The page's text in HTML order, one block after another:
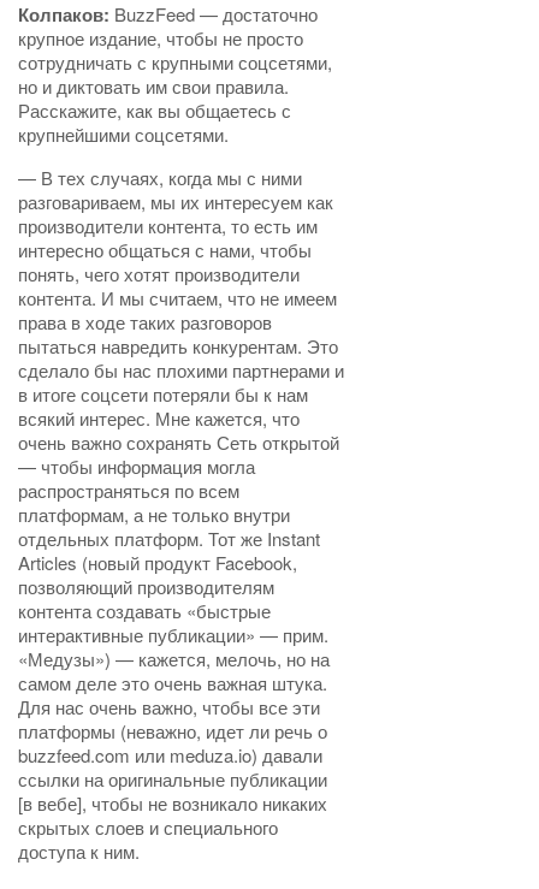
Колпаков: BuzzFeed — достаточно
крупное издание, чтобы не просто
сотрудничать с крупными соцсетями,
но и диктовать им свои правила.
Расскажите, как вы общаетесь с
крупнейшими соцсетями.
— В тех случаях, когда мы с ними
разговариваем, мы их интересуем как
производители контента, то есть им
интересно общаться с нами, чтобы
понять, чего хотят производители
контента. И мы считаем, что не имеем
права в ходе таких разговоров
пытаться навредить конкурентам. Это
сделало бы нас плохими партнерами и
в итоге соцсети потеряли бы к нам
всякий интерес. Мне кажется, что
очень важно сохранять Сеть открытой
— чтобы информация могла
распространяться по всем
платформам, а не только внутри
отдельных платформ. Тот же Instant
Articles (новый продукт Facebook,
позволяющий производителям
контента создавать «быстрые
интерактивные публикации» — прим.
«Медузы») — кажется, мелочь, но на
самом деле это очень важная штука.
Для нас очень важно, чтобы все эти
платформы (неважно, идет ли речь о
buzzfeed.com или meduza.io) давали
ссылки на оригинальные публикации
[в вебе], чтобы не возникало никаких
скрытых слоев и специального
доступа к ним.